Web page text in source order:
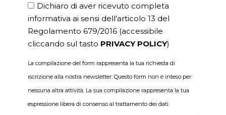
Dichiaro di aver ricevuto completa
informativa ai sensi dell’articolo 13 del
Regolamento 679/2016 (accessibile
cliccando sul tasto PRIVACY POLICY)
La compilazione del form rappresenta la tua richiesta di
iscrizione alla nostra newsletter. Questo form non è inteso per
nessuna altra attività. La sua compilazione rappresenta la tua
espressione libera di consenso al trattamento dei dati.